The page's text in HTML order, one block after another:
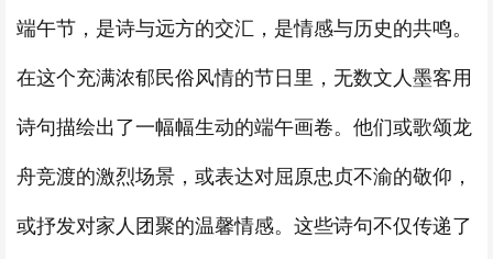
端午节，是诗与远方的交汇，是情感与历史的共鸣。
在这个充满浓郁民俗风情的节日里，无数文人墨客用
诗句描绘出了一幅幅生动的端午画卷。他们或歌颂龙
舟竞渡的激烈场景，或表达对屈原忠贞不渝的敬仰，
或抒发对家人团聚的温馨情感。这些诗句不仅传递了